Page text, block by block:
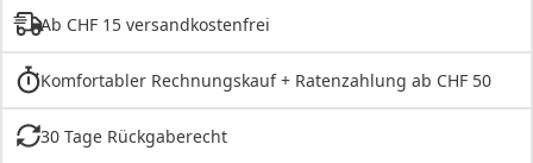
Ab CHF 15 versandkostenfrei
Komfortabler Rechnungskauf + Ratenzahlung ab CHF 50
30 Tage Rückgaberecht